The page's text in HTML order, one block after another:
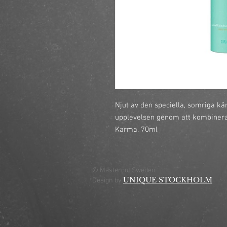
Njut av den speciella, somriga
upplevelsen genom att
Karma. 70ml
© Mastercut Sweden
Design by UNIQUE STOCKHOLM